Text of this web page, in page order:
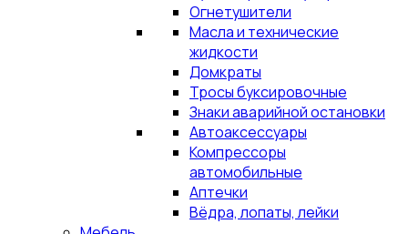
Огнетушители
Масла и технические
жидкости
Домкраты
Тросы буксировочные
Знаки аварийной остановки
Автоаксессуары
Компрессоры
автомобильные
Аптечки
Вёдра, лопаты, лейки